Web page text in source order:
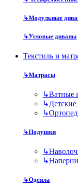
↳Модульные
↳Угловые диваны
Текстиль и
↳Матрасы
↳Ватные
↳
↳
↳Подушки
↳
↳
↳Одеяла